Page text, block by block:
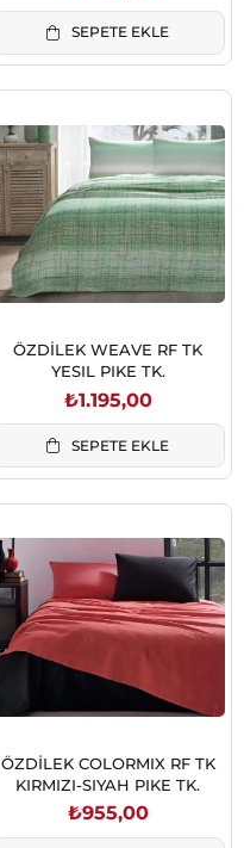
SEPETE EKLE
ÖZDİLEK WEAVE RF TK
YESIL PIKE TK.
₺1.195,00
SEPETE EKLE
ÖZDİLEK COLORMIX RF TK
KIRMIZI-SIYAH PIKE TK.
₺955,00